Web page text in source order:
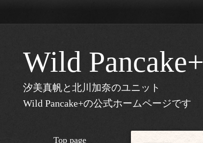
Wild Pancake+
汐美真帆と北川加奈のユニット
Wild Pancake+の公式ホームページです
Top page